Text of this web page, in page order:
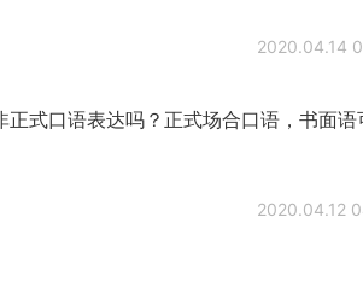
2020.04.14
式口语表达吗？正式场合口语，书面语
2020.04.12